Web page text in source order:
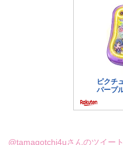
@tamagotchi4uさんのツイート